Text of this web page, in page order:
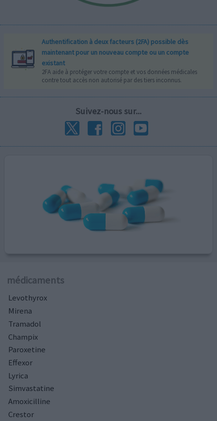
Authentification à deux facteurs (2FA) possible dès
maintenant pour un nouveau compte ou un compte
existant
2FA aide à protéger votre compte et vos données médicales
contre tout accès non autorisé par des tiers inconnus.
Suivez-nous sur...
médicaments
Levothyrox
Mirena
Tramadol
Champix
Paroxetine
Effexor
Lyrica
Simvastatine
Amoxicilline
Crestor